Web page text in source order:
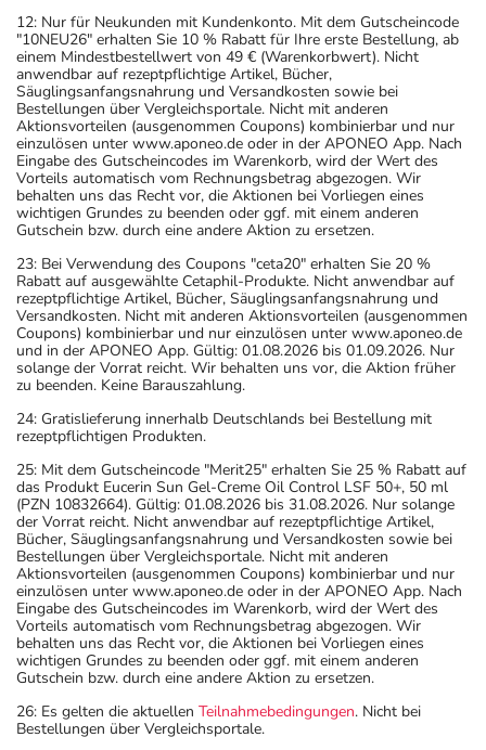
12: Nur für Neukunden mit Kundenkonto. Mit dem Gutscheincode
"10NEU26" erhalten Sie 10 % Rabatt für Ihre erste Bestellung, ab
einem Mindestbestellwert von 49 € (Warenkorbwert). Nicht
anwendbar auf rezeptpflichtige Artikel, Bücher,
Säuglingsanfangsnahrung und Versandkosten sowie bei
Bestellungen über Vergleichsportale. Nicht mit anderen
Aktionsvorteilen (ausgenommen Coupons) kombinierbar und nur
einzulösen unter www.aponeo.de oder in der APONEO App. Nach
Eingabe des Gutscheincodes im Warenkorb, wird der Wert des
Vorteils automatisch vom Rechnungsbetrag abgezogen. Wir
behalten uns das Recht vor, die Aktionen bei Vorliegen eines
wichtigen Grundes zu beenden oder ggf. mit einem anderen
Gutschein bzw. durch eine andere Aktion zu ersetzen.
23: Bei Verwendung des Coupons "ceta20" erhalten Sie 20 %
Rabatt auf ausgewählte Cetaphil-Produkte. Nicht anwendbar auf
rezeptpflichtige Artikel, Bücher, Säuglingsanfangsnahrung und
Versandkosten. Nicht mit anderen Aktionsvorteilen (ausgenommen
Coupons) kombinierbar und nur einzulösen unter www.aponeo.de
und in der APONEO App. Gültig: 01.08.2026 bis 01.09.2026. Nur
solange der Vorrat reicht. Wir behalten uns vor, die Aktion früher
zu beenden. Keine Barauszahlung.
24: Gratislieferung innerhalb Deutschlands bei Bestellung mit
rezeptpflichtigen Produkten.
25: Mit dem Gutscheincode "Merit25" erhalten Sie 25 % Rabatt auf
das Produkt Eucerin Sun Gel-Creme Oil Control LSF 50+, 50 ml
(PZN 10832664). Gültig: 01.08.2026 bis 31.08.2026. Nur solange
der Vorrat reicht. Nicht anwendbar auf rezeptpflichtige Artikel,
Bücher, Säuglingsanfangsnahrung und Versandkosten sowie bei
Bestellungen über Vergleichsportale. Nicht mit anderen
Aktionsvorteilen (ausgenommen Coupons) kombinierbar und nur
einzulösen unter www.aponeo.de oder in der APONEO App. Nach
Eingabe des Gutscheincodes im Warenkorb, wird der Wert des
Vorteils automatisch vom Rechnungsbetrag abgezogen. Wir
behalten uns das Recht vor, die Aktionen bei Vorliegen eines
wichtigen Grundes zu beenden oder ggf. mit einem anderen
Gutschein bzw. durch eine andere Aktion zu ersetzen.
26: Es gelten die aktuellen Teilnahmebedingungen. Nicht bei
Bestellungen über Vergleichsportale.